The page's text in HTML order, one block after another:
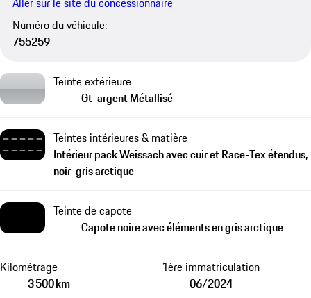
Numéro du véhicule:
755259
Teinte extérieure
Gt-argent Métallisé
Teintes intérieures & matière
Intérieur pack Weissach avec cuir et Race-Tex étendus,
noir-gris arctique
Teinte de capote
Capote noire avec éléments en gris arctique
Kilométrage
3 500 km
1ère immatriculation
06/2024